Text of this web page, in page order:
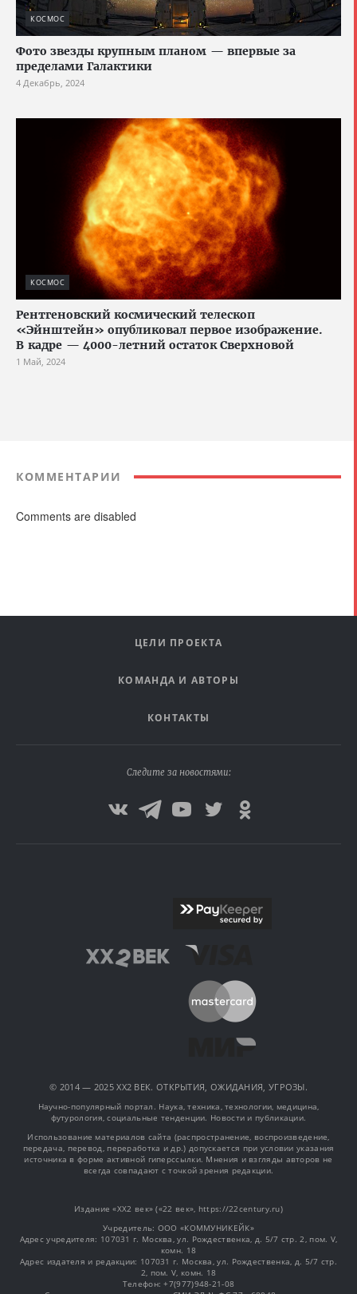
КОСМОС
Фото звезды крупным планом — впервые за
пределами Галактики
4 Декабрь, 2024
КОСМОС
Рентгеновский космический телескоп
«Эйнштейн» опубликовал первое изображение.
В кадре — 4000-летний остаток Сверхновой
1 Май, 2024
КОММЕНТАРИИ
Comments are disabled
ЦЕЛИ ПРОЕКТА
КОМАНДА И АВТОРЫ
КОНТАКТЫ
Следите за новостями:
© 2014 — 2025 XX2 ВЕК. ОТКРЫТИЯ, ОЖИДАНИЯ, УГРОЗЫ.
Научно-популярный портал. Наука, техника, технологии, медицина,
футурология, социальные тенденции. Новости и публикации.
Использование материалов сайта (распространение, воспроизведение,
передача, перевод, переработка и др.) допускается при условии указания
источника в форме активной гиперссылки. Мнения и взгляды авторов не
всегда совпадают с точкой зрения редакции.
Издание «XX2 век» («22 век», https://22century.ru)
Учредитель: OOO «КОММУНИКЕЙК»
Адрес учредителя: 107031 г. Москва, ул. Рождественка, д. 5/7 стр. 2, пом. V,
комн. 18
Адрес издателя и редакции: 107031 г. Москва, ул. Рождественка, д. 5/7 стр.
2, пом. V, комн. 18
Телефон: +7(977)948-21-08